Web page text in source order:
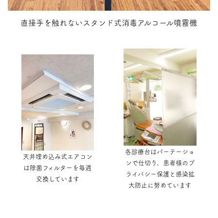
直接手を触れないスタンド式消毒アルコール噴霧機
天井埋め込み式エアコン
は除菌フィルターを毎週
交換しています
各診療台はパーテーショ
ンで仕切り、患者様のプ
ライバシー保護と感染拡
大防止に努めています